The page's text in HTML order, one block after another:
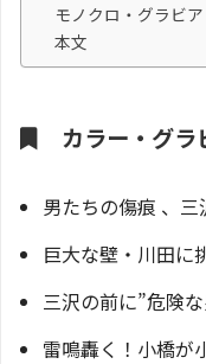
モノクロ・グラビア
本文
カラー・グラ
男たちの傷痕 、
巨大な壁・川田に
三沢の前に”危険
雷鳴轟く！小橋が